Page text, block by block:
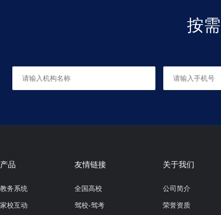
按
产品
教务系统
家校互动
友情链接
全国高校
驾校-驾考
关于我们
公司简介
荣誉资质